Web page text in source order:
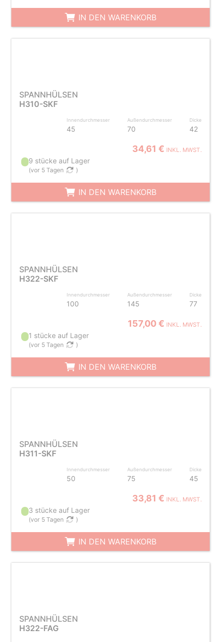
IN DEN WARENKORB
SPANNHÜLSEN
H310-SKF
Innendurchmesser
45
Außendurchmesser
70
Dicke
42
34,61 € INKL. MWST.
9 stücke auf Lager
(vor 5 Tagen )
IN DEN WARENKORB
SPANNHÜLSEN
H322-SKF
Innendurchmesser
100
Außendurchmesser
145
Dicke
77
157,00 € INKL. MWST.
1 stücke auf Lager
(vor 5 Tagen )
IN DEN WARENKORB
SPANNHÜLSEN
H311-SKF
Innendurchmesser
50
Außendurchmesser
75
Dicke
45
33,81 € INKL. MWST.
3 stücke auf Lager
(vor 5 Tagen )
IN DEN WARENKORB
SPANNHÜLSEN
H322-FAG